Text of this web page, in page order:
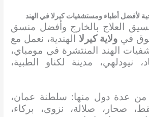
لأفضل أطباء ومستشفيات كيرلا في الهند
العلاج بالخارج وأفضل منسق
في ولاية كيرلاالهندية، نعمل مع
الهند المنتشرة في مومباي،
نيودلهي، مدينة لكناو الطبية،
عدة دول منها: سلطنة عمان،
صحار، صلالة، نزوى، بركاء،